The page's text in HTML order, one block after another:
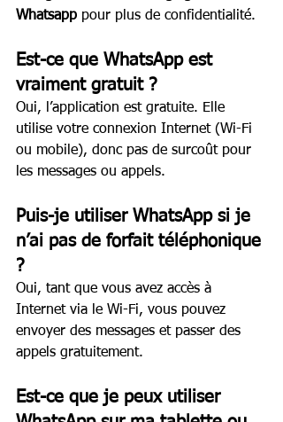
Whatsapp pour plus de confidentialité.
Est-ce que WhatsApp est
vraiment gratuit ?
Oui, l’application est gratuite. Elle
utilise votre connexion Internet (Wi-Fi
ou mobile), donc pas de surcoût pour
les messages ou appels.
Puis-je utiliser WhatsApp si je
n’ai pas de forfait téléphonique
?
Oui, tant que vous avez accès à
Internet via le Wi-Fi, vous pouvez
envoyer des messages et passer des
appels gratuitement.
Est-ce que je peux utiliser